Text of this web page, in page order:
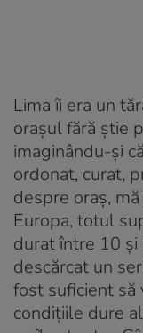
Lima îi era un
orașul fără știe
imaginându-și
ordonat, curat,
despre oraș,
Europa, totul
durat între 10 și
descărcat un
fost suficient să
condițiile dure